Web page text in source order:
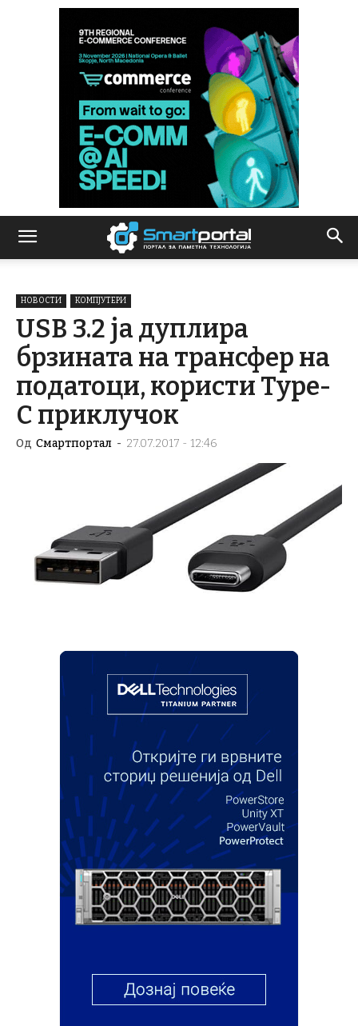
НОВОСТИ КОМПЈУТЕРИ
USB 3.2 ја дуплира
брзината на трансфер на
податоци, користи Type-
C приклучок
Од Смартпортал - 27.07.2017 - 12:46